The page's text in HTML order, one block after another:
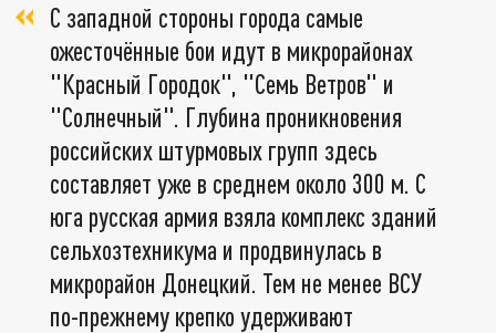
С западной стороны города самые
ожесточённые бои идут в микрорайонах
"Красный Городок", "Семь Ветров" и
"Солнечный". Глубина проникновения
российских штурмовых групп здесь
составляет уже в среднем около 300 м. С
юга русская армия взяла комплекс зданий
сельхозтехникума и продвинулась в
микрорайон Донецкий. Тем не менее ВСУ
по-прежнему крепко удерживают